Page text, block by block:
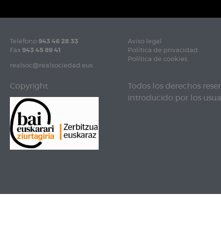
Teléfono 943 46 28 33
Fax 943 45 89 41
realsoc@realsociedad.eus
Aviso legal
Política de privacidad
Política de cookies
Copyright
Todos los derechos
introducido por los